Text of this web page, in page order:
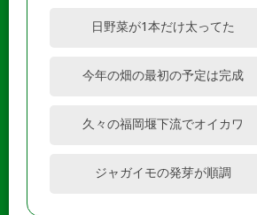
日野菜が1本だけ太ってた
今年の畑の最初の予定は完成
久々の福岡堰下流でオイカワ
ジャガイモの発芽が順調